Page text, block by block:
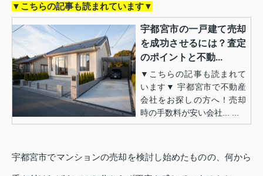
▼こちらの記事も読まれています▼
宇都宮市の一戸建て売却
を成功させるには？査定
のポイントと不動...
▼こちらの記事も読まれて
います▼ 宇都宮市で不動産
会社をお探しの方へ！売却
時の手数料が安い会社... ...
宇都宮市でマンションの売却を検討し始めたものの、何から